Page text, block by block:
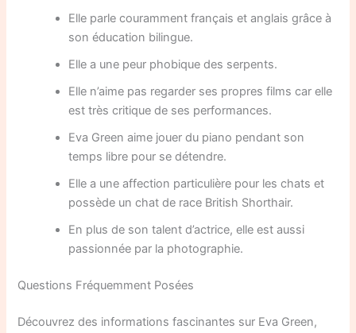
Elle parle couramment français et anglais grâce à
son éducation bilingue.
Elle a une peur phobique des serpents.
Elle n’aime pas regarder ses propres films car elle
est très critique de ses performances.
Eva Green aime jouer du piano pendant son
temps libre pour se détendre.
Elle a une affection particulière pour les chats et
possède un chat de race British Shorthair.
En plus de son talent d’actrice, elle est aussi
passionnée par la photographie.
Questions Fréquemment Posées
Découvrez des informations fascinantes sur Eva Green,